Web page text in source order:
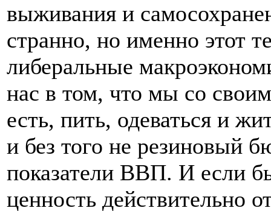
выживания и
странно, но именно этот
либеральные
нас в том, что мы со
есть, пить, одеваться и
и без того не резиновый
показатели ВВП. И если
ценность действительно